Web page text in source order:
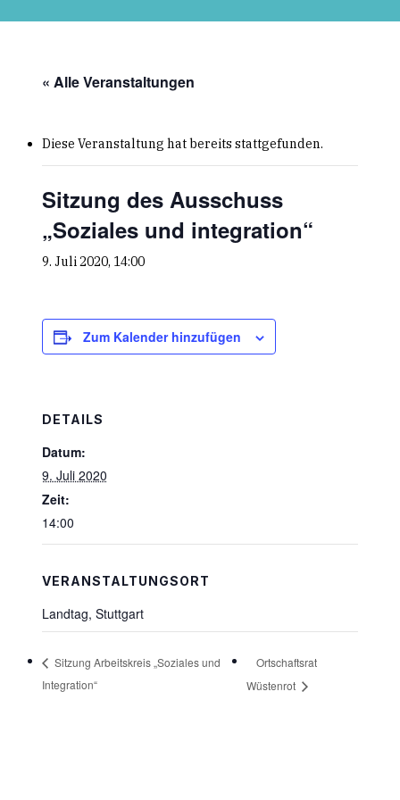
« Alle Veranstaltungen
Diese Veranstaltung hat bereits stattgefunden.
Sitzung des Ausschuss
„Soziales und integration“
9. Juli 2020, 14:00
Zum Kalender hinzufügen
DETAILS
Datum:
9. Juli 2020
Zeit:
14:00
VERANSTALTUNGSORT
Landtag, Stuttgart
Sitzung Arbeitskreis „Soziales und
Integration“
Ortschaftsrat
Wüstenrot